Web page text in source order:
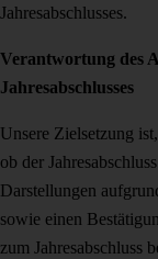
Jahresabschlusses.
Verantwortung des
Jahresabschlusses
Unsere Zielsetzung
ob der
Darstellungen
sowie einen
zum Jahresabschluss